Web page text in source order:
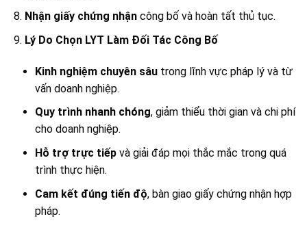
Nhận giấy chứng nhậncông bố và hoàn tất thủ tục.
Lý Do Chọn LYT Làm Đối Tác Công Bố
Kinh nghiệm chuyên sâutrong lĩnh vực pháp lý và từ
vấn doanh nghiệp.
Quy trình nhanh chóng, giảm thiểu thời gian và chi phí
cho doanh nghiệp.
Hỗ trợ trực tiếpvà giải đáp mọi thắc mắc trong quá
trình thực hiện.
Cam kết đúng tiến độ, bàn giao giấy chứng nhận hợp
pháp.